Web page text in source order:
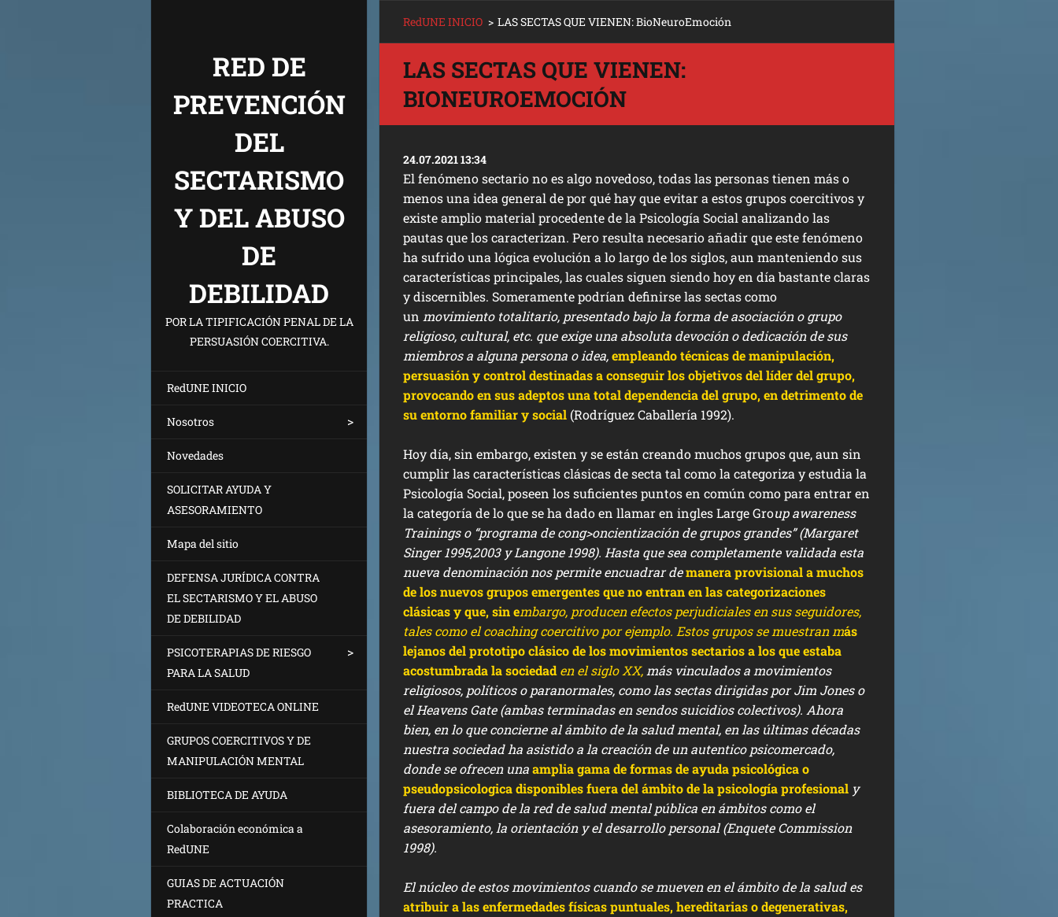
RED DE
PREVENCIÓN
DEL
SECTARISMO
Y DEL ABUSO
DE
DEBILIDAD
POR LA TIPIFICACIÓN PENAL DE LA
PERSUASIÓN COERCITIVA.
RedUNE INICIO
Nosotros
Novedades
SOLICITAR AYUDA Y
ASESORAMIENTO
Mapa del sitio
DEFENSA JURÍDICA CONTRA
EL SECTARISMO Y EL ABUSO
DE DEBILIDAD
PSICOTERAPIAS DE RIESGO
PARA LA SALUD
RedUNE VIDEOTECA ONLINE
GRUPOS COERCITIVOS Y DE
MANIPULACIÓN MENTAL
BIBLIOTECA DE AYUDA
Colaboración económica a
RedUNE
GUIAS DE ACTUACIÓN
PRACTICA
RedUNE INICIO > LAS SECTAS QUE VIENEN: BioNeuroEmoción
LAS SECTAS QUE VIENEN:
BIONEUROEMOCIÓN
24.07.2021 13:34
El fenómeno sectario no es algo novedoso, todas las personas tienen más o
menos una idea general de por qué hay que evitar a estos grupos coercitivos y
existe amplio material procedente de la Psicología Social analizando las
pautas que los caracterizan. Pero resulta necesario añadir que este fenómeno
ha sufrido una lógica evolución a lo largo de los siglos, aun manteniendo sus
características principales, las cuales siguen siendo hoy en día bastante claras
y discernibles. Someramente podrían definirse las sectas como
un movimiento totalitario, presentado bajo la forma de asociación o grupo
religioso, cultural, etc. que exige una absoluta devoción o dedicación de sus
miembros a alguna persona o idea,empleando técnicas de manipulación,
persuasión y control destinadas a conseguir los objetivos del líder del grupo,
provocando en sus adeptos una total dependencia del grupo, en detrimento de
su entorno familiar y social (Rodríguez Caballería 1992).
Hoy día, sin embargo, existen y se están creando muchos grupos que, aun sin
cumplir las características clásicas de secta tal como la categoriza y estudia la
Psicología Social, poseen los suficientes puntos en común como para entrar en
la categoría de lo que se ha dado en llamar en ingles Large Group awareness
Trainings o “programa de cong>oncientización de grupos grandes” (Margaret
Singer 1995,2003 y Langone 1998). Hasta que sea completamente validada esta
nueva denominación nos permite encuadrar demanera provisional a muchos
de los nuevos grupos emergentes que no entran en las categorizaciones
clásicas y que, sin embargo, producen efectos perjudiciales en sus seguidores,
tales como el coaching coercitivo por ejemplo. Estos grupos se muestran más
lejanos del prototipo clásico de los movimientos sectarios a los que estaba
acostumbrada la sociedad en el siglo XX, más vinculados a movimientos
religiosos, políticos o paranormales, como las sectas dirigidas por Jim Jones o
el Heavens Gate (ambas terminadas en sendos suicidios colectivos). Ahora
bien, en lo que concierne al ámbito de la salud mental, en las últimas décadas
nuestra sociedad ha asistido a la creación deun autentico psicomercado,
donde se ofrecen unaamplia gama de formas de ayuda psicológica o
pseudopsicologica disponibles fuera del ámbito de la psicología profesional y
fuera del campo de la red de salud mental pública en ámbitos como el
asesoramiento, la orientación y el desarrollo personal (Enquete Commission
1998).
El núcleo de estos movimientos cuando se mueven en el ámbito de la salud es
atribuir a las enfermedades físicas puntuales, hereditarias o degenerativas,